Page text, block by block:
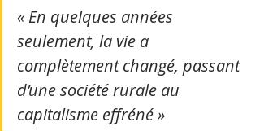
« En quelques années
seulement, la vie a
complètement changé, passant
d’une société rurale au
capitalisme effréné »